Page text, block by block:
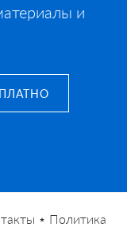
и
⋆ Политика